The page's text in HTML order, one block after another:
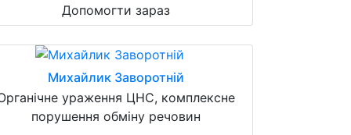
Допомогти зараз
Михайлик Заворотній
ураження ЦНС, комплексне
порушення обміну речовин